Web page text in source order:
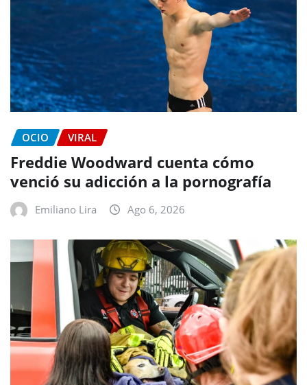
OCIO VIRAL
Freddie Woodward cuenta cómo
venció su adicción a la pornografía
Emiliano Lira Ago 6, 2026